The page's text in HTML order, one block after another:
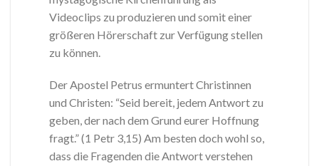
Videoclips zu produzieren und somit einer
größeren Hörerschaft zur Verfügung stellen
zu können.
Der Apostel Petrus ermuntert Christinnen
und Christen: “Seid bereit, jedem Antwort zu
geben, der nach dem Grund eurer Hoffnung
fragt.” (1 Petr 3,15) Am besten doch wohl so,
dass die Fragenden die Antwort verstehen